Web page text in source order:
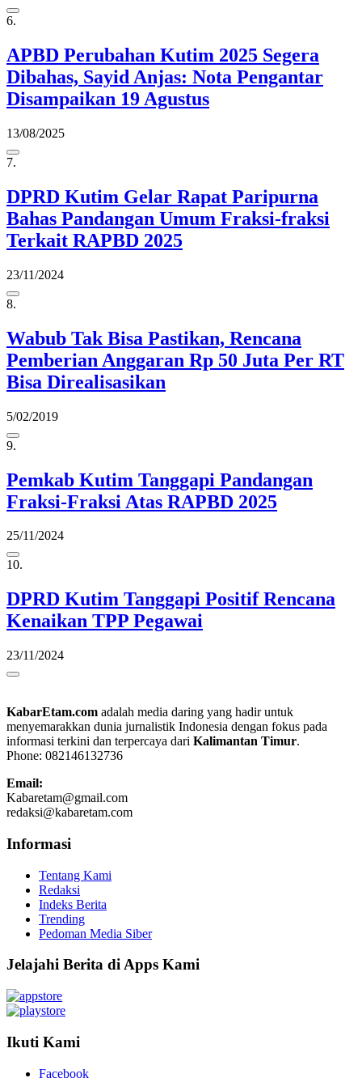
6.
APBD Perubahan Kutim 2025 Segera
Dibahas, Sayid Anjas: Nota Pengantar
Disampaikan 19 Agustus
13/08/2025
7.
DPRD Kutim Gelar Rapat Paripurna
Bahas Pandangan Umum Fraksi-fraksi
Terkait RAPBD 2025
23/11/2024
8.
Wabub Tak Bisa Pastikan, Rencana
Pemberian Anggaran Rp 50 Juta Per RT
Bisa Direalisasikan
5/02/2019
9.
Pemkab Kutim Tanggapi Pandangan
Fraksi-Fraksi Atas RAPBD 2025
25/11/2024
10.
DPRD Kutim Tanggapi Positif Rencana
Kenaikan TPP Pegawai
23/11/2024
KabarEtam.com adalah media daring yang hadir untuk
menyemarakkan dunia jurnalistik Indonesia dengan fokus pada
informasi terkini dan terpercaya dari Kalimantan Timur.
Phone: 082146132736
Email:
Kabaretam@gmail.com
redaksi@kabaretam.com
Informasi
Tentang Kami
Redaksi
Indeks Berita
Trending
Pedoman Media Siber
Jelajahi Berita di Apps Kami
Ikuti Kami
Facebook